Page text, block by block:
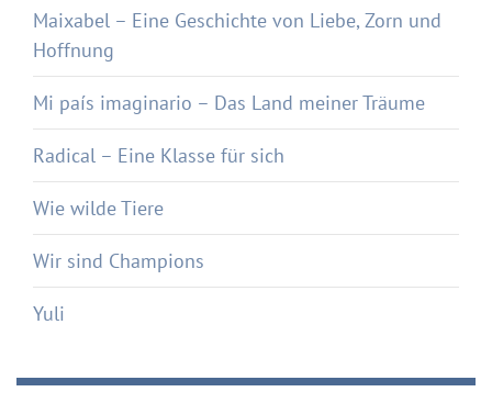
Maixabel – Eine Geschichte von Liebe, Zorn und
Hoffnung
Mi país imaginario – Das Land meiner Träume
Radical – Eine Klasse für sich
Wie wilde Tiere
Wir sind Champions
Yuli